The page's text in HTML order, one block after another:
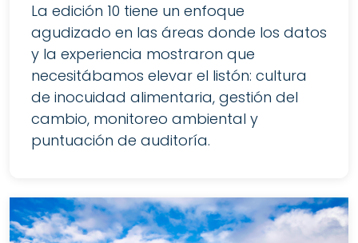
La edición 10 tiene un enfoque
agudizado en las áreas donde los datos
y la experiencia mostraron que
necesitábamos elevar el listón: cultura
de inocuidad alimentaria, gestión del
cambio, monitoreo ambiental y
puntuación de auditoría.